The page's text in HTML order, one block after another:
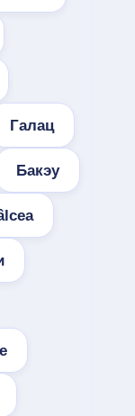
Галац
Бакэу